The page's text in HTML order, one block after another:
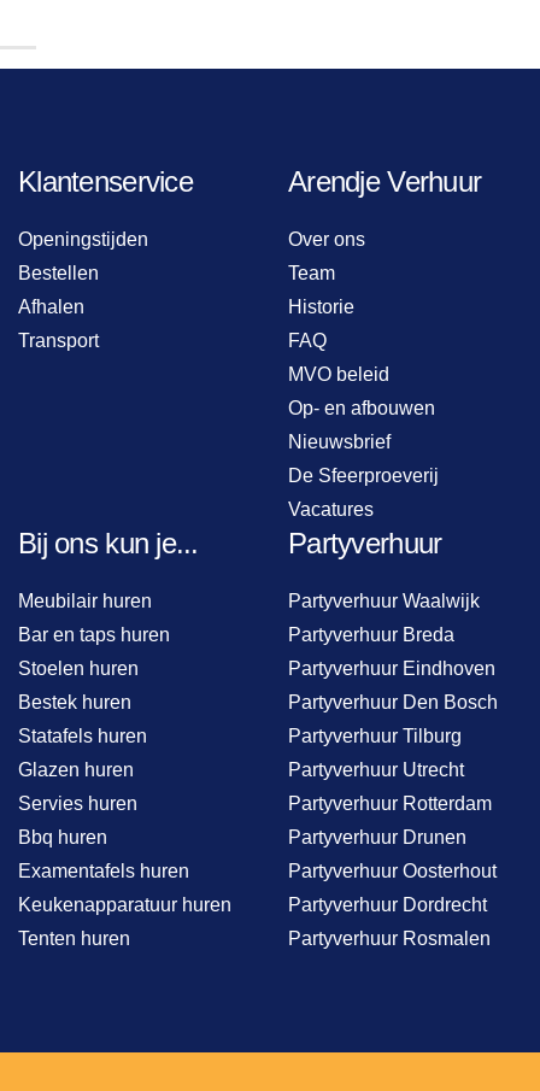
Klantenservice
Openingstijden
Bestellen
Afhalen
Transport
Arendje Verhuur
Over ons
Team
Historie
FAQ
MVO beleid
Op- en afbouwen
Nieuwsbrief
De Sfeerproeverij
Vacatures
Bij ons kun je...
Meubilair huren
Bar en taps huren
Stoelen huren
Bestek huren
Statafels huren
Glazen huren
Servies huren
Bbq huren
Examentafels huren
Keukenapparatuur huren
Tenten huren
Partyverhuur
Partyverhuur Waalwijk
Partyverhuur Breda
Partyverhuur Eindhoven
Partyverhuur Den Bosch
Partyverhuur Tilburg
Partyverhuur Utrecht
Partyverhuur Rotterdam
Partyverhuur Drunen
Partyverhuur Oosterhout
Partyverhuur Dordrecht
Partyverhuur Rosmalen